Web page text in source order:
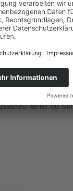
Berührung der
Atmung
und ins
körperliche
anhält. In dieser
wichtigsten
einer 60-